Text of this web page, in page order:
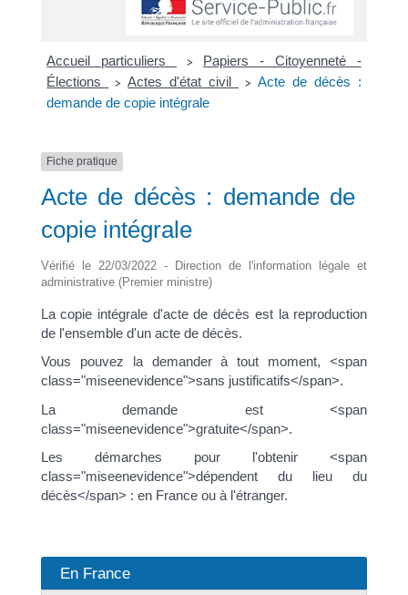
Accueil particuliers >
Papiers - Citoyenneté -
Élections
> Actes d'état civil > Acte de décès :
demande de copie intégrale
Fiche pratique
Acte de décès : demande de
copie intégrale
Vérifié le 22/03/2022 - Direction de l'information légale et
administrative (Premier ministre)
La copie intégrale d'acte de décès est la reproduction
de l'ensemble d'un acte de décès.
Vous pouvez la demander à tout moment, <span
class="miseenevidence">sans justificatifs</span>.
La demande est <span
class="miseenevidence">gratuite</span>.
Les démarches pour l'obtenir <span
class="miseenevidence">dépendent du lieu du
décès</span> : en France ou à l'étranger.
En France